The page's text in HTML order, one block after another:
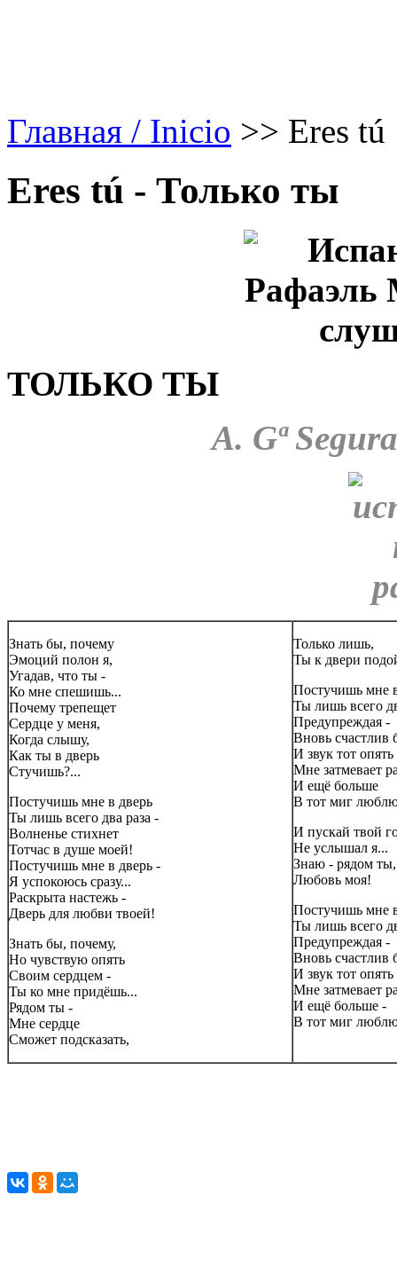
Главная / Inicio >> Eres tú
Eres tú - Только ты
ТОЛЬКО ТЫ
A. Gª
Знать бы, почему
Эмоций полон я,
Угадав, что ты -
Ко мне спешишь...
Почему трепещет
Сердце у меня,
Когда слышу,
Как ты в дверь
Стучишь?...
Постучишь мне в дверь
Ты лишь всего два раза -
Волненье стихнет
Тотчас в душе моей!
Постучишь мне в дверь -
Я успокоюсь сразу...
Раскрыта настежь -
Дверь для любви твоей!
Знать бы, почему,
Но чувствую опять
Своим сердцем -
Ты ко мне придёшь...
Рядом ты -
Мне сердце
Сможет подсказать,
Только лишь,
Ты к двери
Постучишь мне
Ты лишь всего
Предупреждая -
Вновь счастлив
И звук тот опять
Мне затмевает
И ещё больше
В тот миг
И пускай твой
Не услышал я...
Знаю - рядом ты,
Любовь моя!
Постучишь мне
Ты лишь всего
Предупреждая -
Вновь счастлив
И звук тот опять
Мне затмевает
И ещё больше -
В тот миг